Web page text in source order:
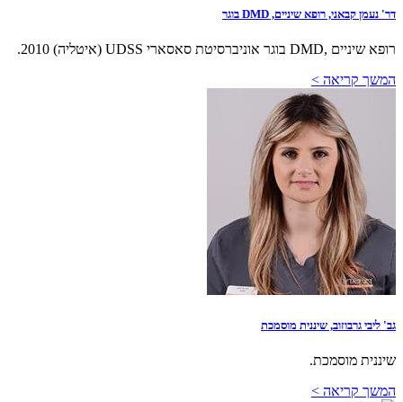
דר' נעמן קבאני, רופא שיניים, DMD בוגר
רופא שיניים ,DMD בוגר אוניברסיטת סאסארי UDSS (איטליה) 2010.
המשך קריאה >
גב' ליבי גרבוזוב, שיננית מוסמכת
שיננית מוסמכת.
המשך קריאה >